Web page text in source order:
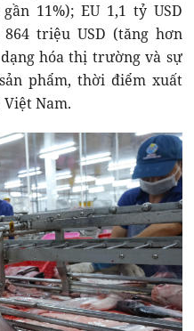
11%); EU 1,1 tỷ USD
triệu USD (tăng hơn
hóa thị trường và sự
phẩm, thời điểm xuất
Nam.